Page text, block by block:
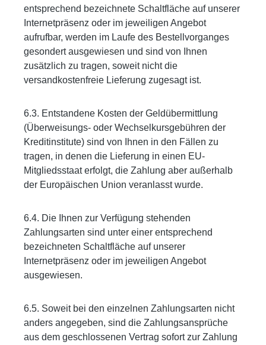
entsprechend bezeichnete Schaltfläche auf unserer
Internetpräsenz oder im jeweiligen Angebot
aufrufbar, werden im Laufe des Bestellvorganges
gesondert ausgewiesen und sind von Ihnen
zusätzlich zu tragen, soweit nicht die
versandkostenfreie Lieferung zugesagt ist.
6.3. Entstandene Kosten der Geldübermittlung
(Überweisungs- oder Wechselkursgebühren der
Kreditinstitute) sind von Ihnen in den Fällen zu
tragen, in denen die Lieferung in einen EU-
Mitgliedsstaat erfolgt, die Zahlung aber außerhalb
der Europäischen Union veranlasst wurde.
6.4. Die Ihnen zur Verfügung stehenden
Zahlungsarten sind unter einer entsprechend
bezeichneten Schaltfläche auf unserer
Internetpräsenz oder im jeweiligen Angebot
ausgewiesen.
6.5. Soweit bei den einzelnen Zahlungsarten nicht
anders angegeben, sind die Zahlungsansprüche
aus dem geschlossenen Vertrag sofort zur Zahlung